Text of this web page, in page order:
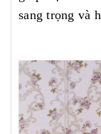
sang trọng và